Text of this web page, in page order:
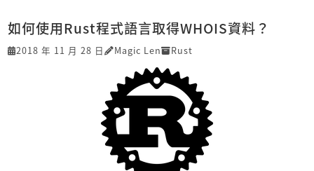
如何使用Rust程式語言取得WHOIS資料？
2018 年 11 月 28 日 Magic Len Rust